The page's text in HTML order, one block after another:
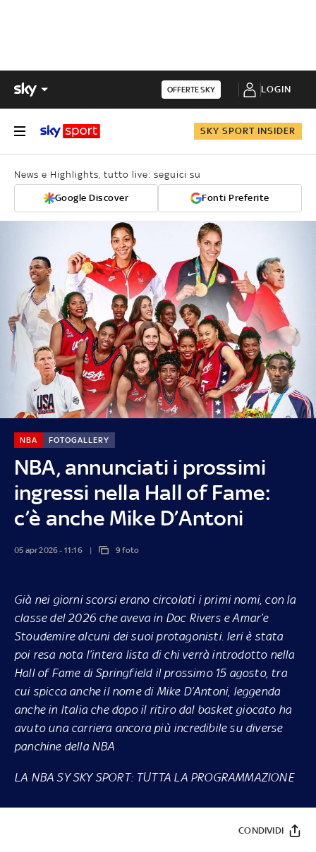
OFFERTE SKY LOGIN
SKY SPORT INSIDER
News e Highlights, tutto live: seguici su
Google Discover Fonti Preferite
NBA, annunciati i prossimi
ingressi nella Hall of Fame:
c’è anche Mike D’Antoni
NBA FOTOGALLERY
05 apr 2026 - 11:16 9 foto
Già nei giorni scorsi erano circolati i primi nomi, con la
classe del 2026 che aveva in Doc Rivers e Amar’e
Stoudemire alcuni dei suoi protagonisti. Ieri è stata
poi resa nota l’intera lista di chi verrà introdotto nella
Hall of Fame di Springfield il prossimo 15 agosto, tra
cui spicca anche il nome di Mike D’Antoni, leggenda
anche in Italia che dopo il ritiro dal basket giocato ha
avuto una carriera ancora più incredibile su diverse
panchine della NBA
LA NBA SY SKY SPORT: TUTTA LA PROGRAMMAZIONE
CONDIVIDI